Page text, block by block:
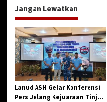
a
s
i
p
o
s
Jangan Lewatkan
Lanud ASH Gelar Konferensi
Pers Jelang Kejuaraan Tinju